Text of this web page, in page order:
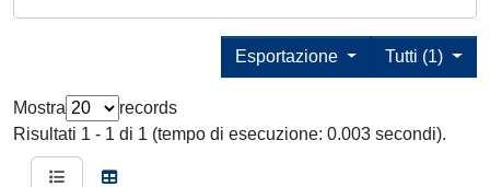
Tutti (1)
Esportazione
Mostra
records
Risultati 1 - 1 di 1 (tempo di esecuzione: 0.003 secondi).